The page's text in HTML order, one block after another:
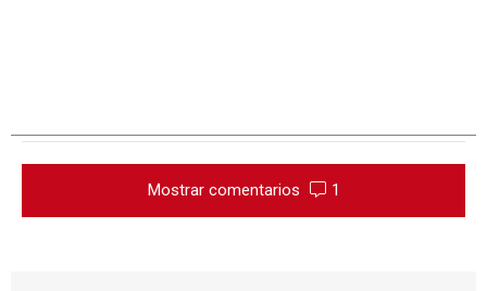
Mostrar comentarios 1